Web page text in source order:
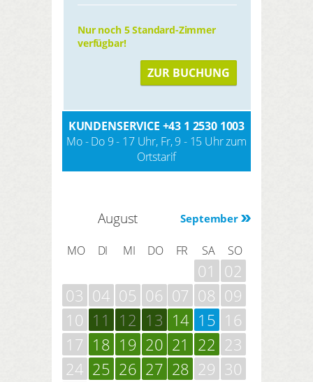
Nur noch 5 Standard-Zimmer
verfügbar!
ZUR BUCHUNG
KUNDENSERVICE +43 1 2530 1003
Mo - Do 9 - 17 Uhr, Fr, 9 - 15 Uhr zum
Ortstarif
September
August
MO DI MI DO FR SA SO
01
02
03 04 05 06 07 08 09
10 11 12 13 14 15 16
17 18 19 20 21 22 23
24 25 26 27 28 29 30